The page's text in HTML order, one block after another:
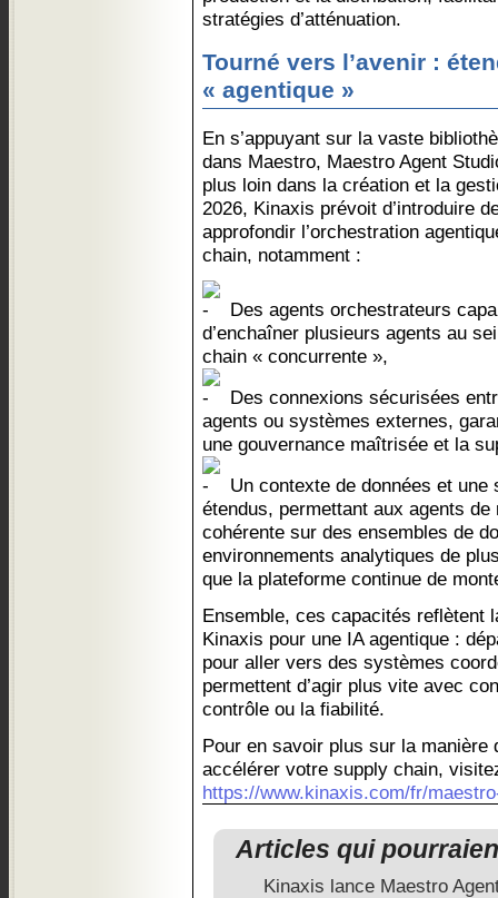
stratégies d’atténuation.
Tourné vers l’avenir :
« agentique »
En s’appuyant sur la vaste
dans Maestro, Maestro Agent
plus loin dans la création et la
2026, Kinaxis prévoit d’introduire
approfondir l’orchestration
chain, notamment :
Des agents orchestrateurs
d’enchaîner plusieurs agents au
chain « concurrente »,
Des connexions sécurisées
agents ou systèmes externes,
une gouvernance maîtrisée et la
Un contexte de données et
étendus, permettant aux agents
cohérente sur des ensembles de
environnements analytiques de
que la plateforme continue de
Ensemble, ces capacités reflètent
Kinaxis pour une IA agentique :
pour aller vers des systèmes
permettent d’agir plus vite avec
contrôle ou la fiabilité.
Pour en savoir plus sur la manière
accélérer votre supply chain,
https://www.kinaxis.com/fr/
Articles qui
Kinaxis lance Maestro